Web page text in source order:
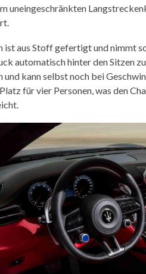
uneingeschränkten
ist aus Stoff gefertigt und nimmt
automatisch hinter den Sitzen
und kann selbst noch bei
für vier Personen, was den